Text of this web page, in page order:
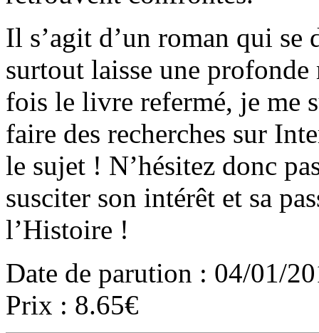
Il s’agit d’un roman qui se
surtout laisse une
fois le livre refermé, je me
faire des recherches sur
le sujet ! N’hésitez donc
susciter son intérêt et sa
l’Histoire !
Date de parution : 04/01/
Prix : 8.65€